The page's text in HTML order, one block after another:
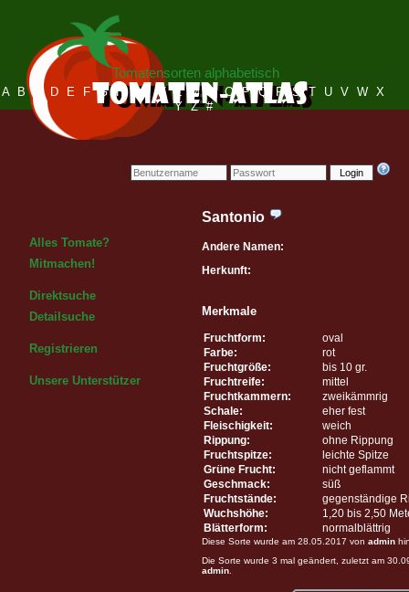
Login
Tomatensorten alphabetisch
A B C D E F G H I J K L M N O P Q R S T U V W X
Y Z #
Alles Tomate?
Mitmachen!
Direktsuche
Detailsuche
Registrieren
Unsere Unterstützer
Santonio
Andere Namen:
Herkunft:
Merkmale
Fruchtform:
oval
Farbe:
rot
Fruchtgröße:
bis 10 gr.
Fruchtreife:
mittel
Fruchtkammern:
zweikämmrig
Schale:
eher fest
Fleischigkeit:
weich
Rippung:
ohne Rippung
Fruchtspitze:
leichte Spitze
Grüne Frucht:
nicht geflammt
Geschmack:
süß
Fruchtstände:
gegenständige
Wuchshöhe:
1,20 bis 2,50
Blätterform:
normalblättrig
Diese Sorte wurde am 28.05.2017 von admin
Die Sorte wurde 3 mal geändert, zuletzt am
admin